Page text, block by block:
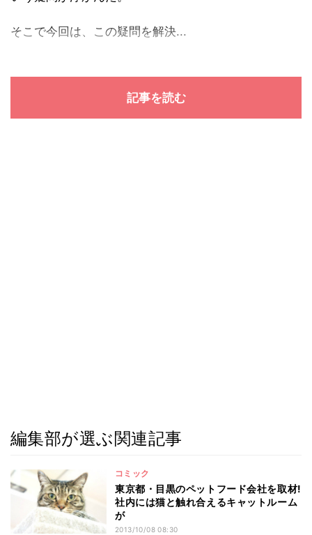
そこで今回は、この疑問を解決...
記事を読む
編集部が選ぶ関連記事
コミック
東京都・目黒のペットフード会社を取材!
社内には猫と触れ合えるキャットルーム
が
2013/10/08 08:30